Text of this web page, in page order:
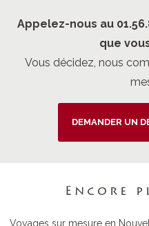
Appelez-nous au
que
Vous décidez, nous
DEMANDER UN
Encore
Voyages sur mesure en